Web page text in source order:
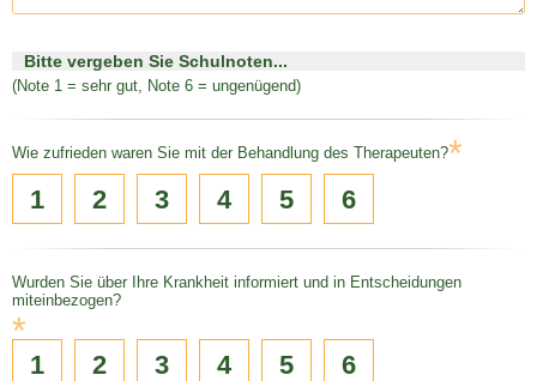
Bitte vergeben Sie Schulnoten...
(Note 1 = sehr gut, Note 6 = ungenügend)
Wie zufrieden waren Sie mit der Behandlung des Therapeuten?*
1 2 3 4 5 6
Wurden Sie über Ihre Krankheit informiert und in Entscheidungen
miteinbezogen?
*
1 2 3 4 5 6